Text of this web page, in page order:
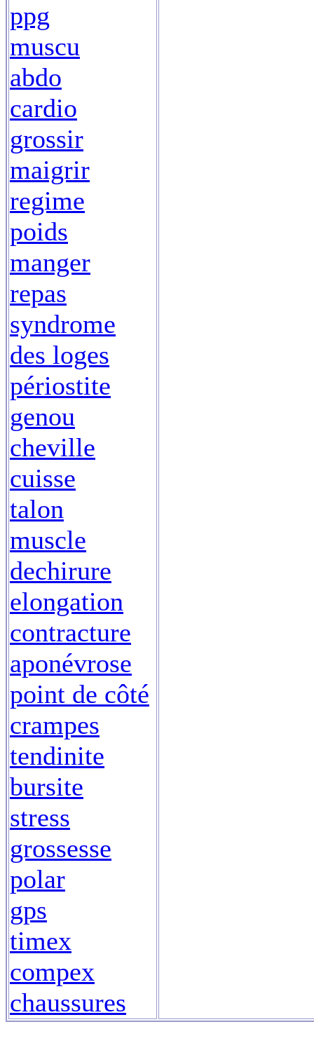
ppg
muscu
abdo
cardio
grossir
maigrir
regime
poids
manger
repas
syndrome
des loges
périostite
genou
cheville
cuisse
talon
muscle
dechirure
elongation
contracture
aponévrose
point de côté
crampes
tendinite
bursite
stress
grossesse
polar
gps
timex
compex
chaussures